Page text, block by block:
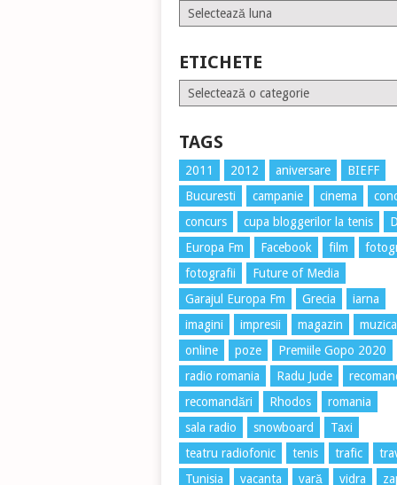
Arhive
ETICHETE
Etichete
TAGS
2011 2012 aniversare
BIEFF
Bucuresti
campanie cinema
concurs
cupa bloggerilor la tenis
Europa Fm
Facebook film
fotografii
Future of Media
Garajul Europa Fm
Grecia
iarna
imagini
impresii magazin
muzica
online
poze
Premiile Gopo 2020
radio romania
Radu Jude
recomandări
Rhodos
romania
sala radio
snowboard
Taxi
teatru radiofonic
tenis trafic
Tunisia
vacanta vară vidra